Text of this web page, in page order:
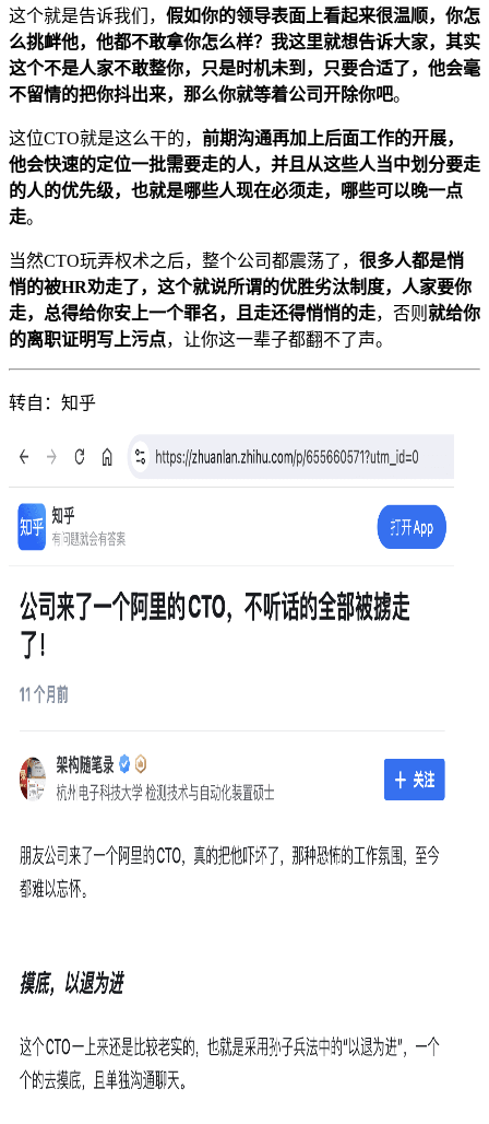
这个就是告诉我们， 假如你的领导表面上看起来很温顺，你怎
么挑衅他，他都不敢拿你怎么样？我这里就想告诉大家，其实
这个不是人家不敢整你，只是时机未到，只要合适了，他会毫
不留情的把你抖出来，那么你就等着公司开除你吧。
这位CTO就是这么干的， 前期沟通再加上后面工作的开展，
他会快速的定位一批需要走的人，并且从这些人当中划分要走
的人的优先级，也就是哪些人现在必须走，哪些可以晚一点
走。
当然CTO玩弄权术之后，整个公司都震荡了， 很多人都是悄
悄的被HR劝走了，这个就说所谓的优胜劣汰制度，人家要你
走，总得给你安上一个罪名，且走还得悄悄的走，否则 就给你
的离职证明写上污点，让你这一辈子都翻不了声。
转自：知乎